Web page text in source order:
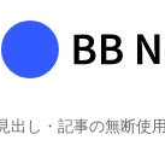
出し・記事の無断使